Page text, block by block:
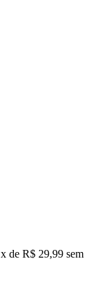
x de R$ 29,99 sem